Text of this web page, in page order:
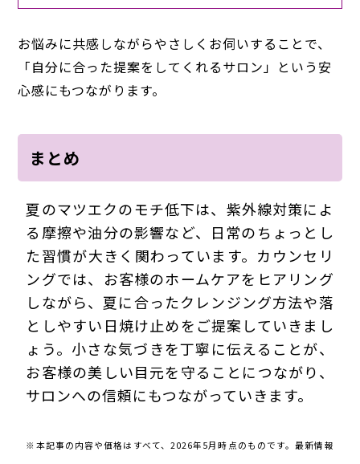
お悩みに共感しながらやさしくお伺いすることで、
「自分に合った提案をしてくれるサロン」という安
心感にもつながります。
まとめ
夏のマツエクのモチ低下は、紫外線対策によ
る摩擦や油分の影響など、日常のちょっとし
た習慣が大きく関わっています。カウンセリ
ングでは、お客様のホームケアをヒアリング
しながら、夏に合ったクレンジング方法や落
としやすい日焼け止めをご提案していきまし
ょう。小さな気づきを丁寧に伝えることが、
お客様の美しい目元を守ることにつながり、
サロンへの信頼にもつながっていきます。
※本記事の内容や価格はすべて、2026年5月時点のものです。最新情報